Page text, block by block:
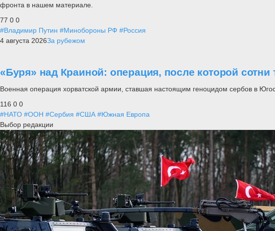
фронта в нашем материале.
77 0 0
#Владимир Путин #Минобороны РФ #Россия
4 августа 2026За рубежом
«Буря» над Краиной: операция, после которой
Военная операция хорватской армии, ставшая настоящим геноцидом сербов в
116 0 0
#НАТО #ООН #Сербия #США #Южная Европа
Выбор редакции